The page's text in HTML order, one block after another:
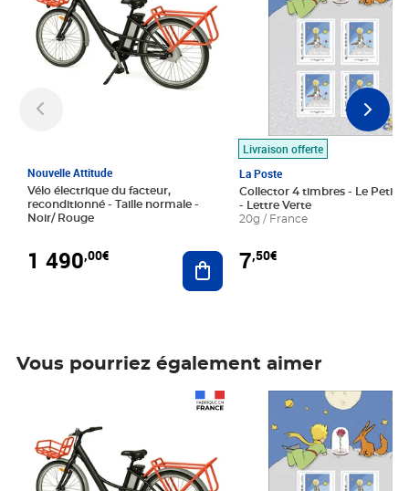
Nouvelle Attitude
Vélo électrique du facteur,
reconditionné - Taille normale -
Noir/ Rouge
1 490,00€ Ajouter au panier
Livraison offerte
La Poste
Collector 4 timbres - Le Petit
- Lettre Verte
20g / France
7,50€
Vous pourriez également aimer
Prix 7,50€